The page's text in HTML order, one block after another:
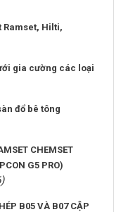
Ramset, Hilti,
gia cường các loại
đổ bê tông
CHEMSET
G5 PRO)
B05 VÀ B07 CẬP